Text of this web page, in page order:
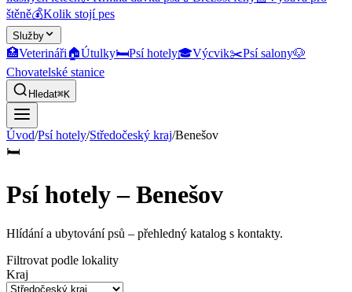
štěně💰Kolik stojí pes
Služby
🏥Veterináři🏠Útulky🛏️Psí hotely🎓Výcvik✂️Psí salony🐶
Chovatelské stanice
Hledat⌘K
Úvod/Psí hotely/Středočeský kraj/Benešov
🛏️
Psí hotely – Benešov
Hlídání a ubytování psů – přehledný katalog s kontakty.
Filtrovat podle lokality
Kraj